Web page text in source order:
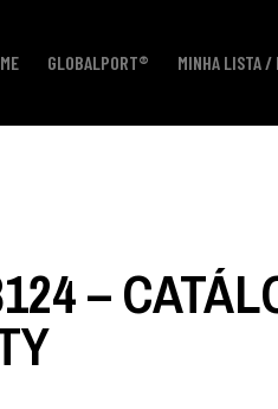
GLOBALPORT® MINHA LISTA /
–